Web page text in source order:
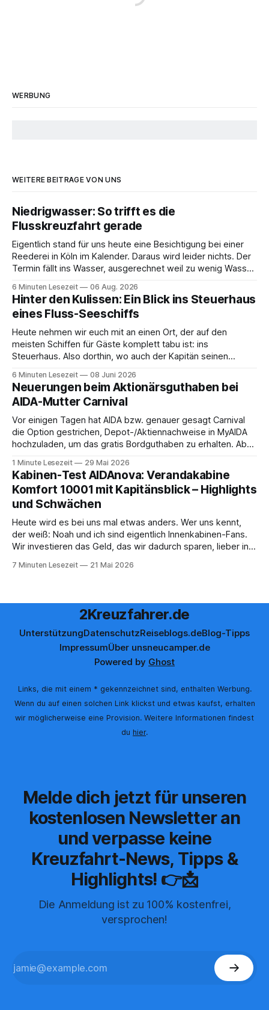
WERBUNG
WEITERE BEITRÄGE VON UNS
Niedrigwasser: So trifft es die
Flusskreuzfahrt gerade
Eigentlich stand für uns heute eine Besichtigung bei einer
Reederei in Köln im Kalender. Daraus wird leider nichts. Der
Termin fällt ins Wasser, ausgerechnet weil zu wenig Wasser
und fahren mit Thurgau Travel die Donau hinunter Richtung
Budapest. Auch
6 Minuten Lesezeit 06 Aug. 2026
Hinter den Kulissen: Ein Blick ins Steuerhaus
eines Fluss-Seeschiffs
Heute nehmen wir euch mit an einen Ort, der auf den
meisten Schiffen für Gäste komplett tabu ist: ins
Steuerhaus. Also dorthin, wo auch der Kapitän seinen
Saxonia ging es zur Mittagszeit von Mainz Richtung Koblenz
– und wir durften für ein
6 Minuten Lesezeit 08 Juni 2026
Neuerungen beim Aktionärsguthaben bei
AIDA-Mutter Carnival
Vor einigen Tagen hat AIDA bzw. genauer gesagt Carnival
die Option gestrichen, Depot-/Aktiennachweise in MyAIDA
hochzuladen, um das gratis Bordguthaben zu erhalten. Ab
werden, um das Bordguthaben zu erhalten. Bereits vor
einiger Zeit wurde zudem die Möglichkeit gestrichen, das
Bordguthaben per
1 Minute Lesezeit 29 Mai 2026
Kabinen-Test AIDAnova: Verandakabine
Komfort 10001 mit Kapitänsblick – Highlights
und Schwächen
Heute wird es bei uns mal etwas anders. Wer uns kennt,
der weiß: Noah und ich sind eigentlich Innenkabinen-Fans.
Wir investieren das Geld, das wir dadurch sparen, lieber in
Cocktail an der Bar. Auch auf einer unserer letzten Reisen
7 Minuten Lesezeit 21 Mai 2026
2Kreuzfahrer.de
UnterstützungDatenschutzReiseblogs.deBlog-Tipps
ImpressumÜber unsneucamper.de
Powered by Ghost
Links, die mit einem * gekennzeichnet sind, enthalten Werbung.
Wenn du auf einen solchen Link klickst und etwas kaufst, erhalten
wir möglicherweise eine Provision. Weitere Informationen findest
du hier.
Melde dich jetzt für unseren
kostenlosen Newsletter an
und verpasse keine
Kreuzfahrt-News, Tipps &
Highlights! 👉📩
Die Anmeldung ist zu 100% kostenfrei,
versprochen!